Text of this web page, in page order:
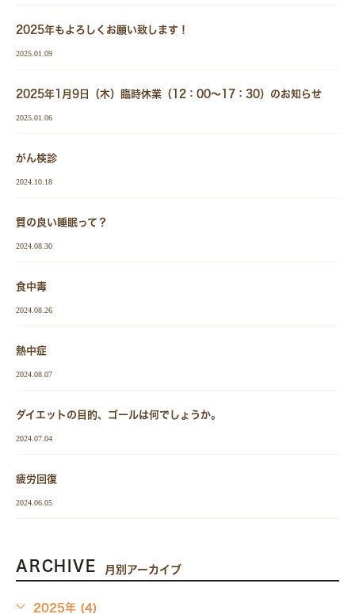
2025年もよろしくお願い致します！
2025.01.09
2025年1月9日（木）臨時休業（12：00～17：30）のお知らせ
2025.01.06
がん検診
2024.10.18
質の良い睡眠って？
2024.08.30
食中毒
2024.08.26
熱中症
2024.08.07
ダイエットの目的、ゴールは何でしょうか。
2024.07.04
疲労回復
2024.06.05
ARCHIVE 月別アーカイブ
2025年 (4)